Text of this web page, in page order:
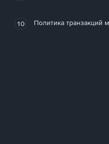
10 Политика транзакций